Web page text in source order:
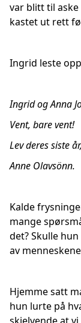
var blitt til
kastet ut rett
Ingrid leste
Ingrid og Anna
Vent, bare vent!
Lev deres siste
Anne Olavsönn.
Kalde
mange
det? Skulle
av
Hjemme satt
hun lurte på